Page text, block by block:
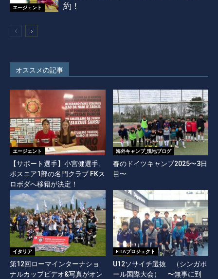
エージェント
約！
オススメの記事
エージェント
【サポート選手】小宮健選手、
ボスニア1部の名門クラブ FKス
ロボダへ移籍が決定！
海外キャンプ_現地ブログ
春のドイツキャンプ2025〜3日
目〜
イタリア
第12回ローマインターナショ
ナルカップビデオ&写真がオン
FITAプロジェクト
U12ソサイチ選抜 （シンガポ
ール国際大会） 〜無事に到